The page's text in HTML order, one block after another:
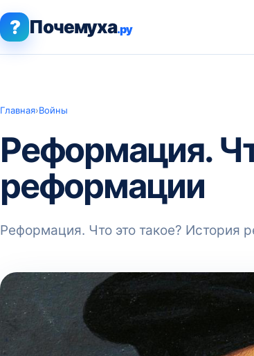
? Почемуха.ру
Главная›Войны
Реформация.
реформации
Реформация. Что это такое? История